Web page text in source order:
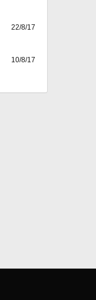
22/8/17
10/8/17